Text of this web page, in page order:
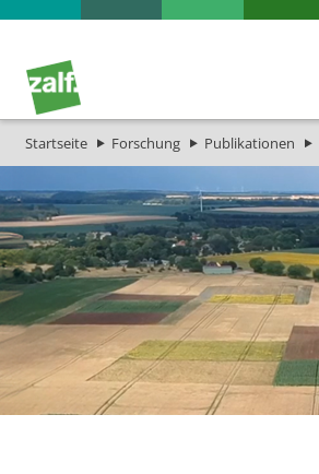
Startseite Forschung Publikationen